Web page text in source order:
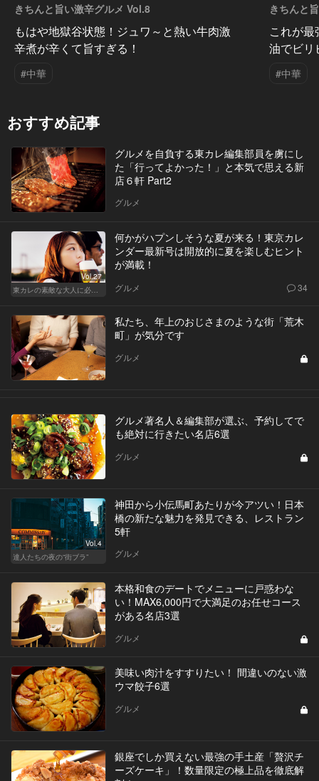
きちんと旨い激辛グルメ Vol.8
もはや地獄谷状態！ジュワ～と熱い牛肉激
辛煮が辛くて旨すぎる！
#中華
きちんと
これが
油でビリ
#中華
おすすめ記事
グルメを自負する東カレ編集部員を虜にし
た「行ってよかった！」と本気で思える新
店６軒 Part2
グルメ
Vol.27
何かがハプンしそうな夏が来る！東京カレ
ンダー最新号は開放的に夏を楽しむヒント
が満載！
グルメ 34
私たち、年上のおじさまのような街「荒木
町」が気分です
グルメ
グルメ著名人＆編集部が選ぶ、予約してで
も絶対に行きたい名店6選
グルメ
Vol.4
達人たちの夜の“街ブラ”
神田から小伝馬町あたりが今アツい！日本
橋の新たな魅力を発見できる、レストラン
5軒
グルメ
本格和食のデートでメニューに戸惑わな
い！MAX6,000円で大満足のお任せコース
がある名店3選
グルメ
美味い肉汁をすすりたい！ 間違いのない激
ウマ餃子6選
グルメ
銀座でしか買えない最強の手土産「贅沢チ
ーズケーキ」！数量限定の極上品を徹底解